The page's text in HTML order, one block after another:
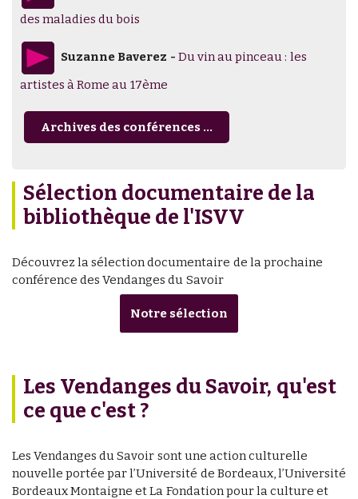
des maladies du bois
Suzanne Baverez - Du vin au pinceau : les
artistes à Rome au 17ème
Archives des conférences ...
Sélection documentaire de la
bibliothèque de l'ISVV
Découvrez la sélection documentaire de la prochaine
conférence des Vendanges du Savoir
Notre sélection
Les Vendanges du Savoir, qu'est
ce que c'est ?
Les Vendanges du Savoir sont une action culturelle
nouvelle portée par l’Université de Bordeaux, l’Université
Bordeaux Montaigne et La Fondation pour la culture et